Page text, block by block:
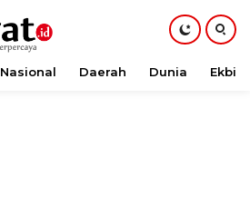
Nasional Daerah Dunia Ekbis